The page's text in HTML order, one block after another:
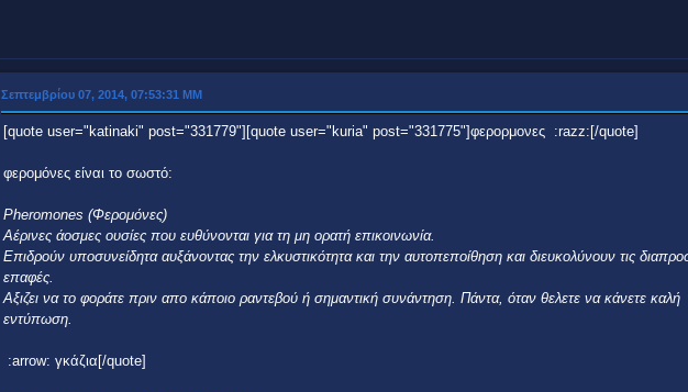
Σεπτεμβρίου 07, 2014, 07:53:31 ΜΜ
[quote user="katinaki" post="331779"][quote user="kuria" post="331775"]φερορμονες :razz:[/quote]
φερομόνες είναι το σωστό:
Pheromones (Φερομόνες)
Αέρινες άοσμες ουσίες που ευθύνονται για τη μη ορατή επικοινωνία.
Επιδρούν υποσυνείδητα αυξάνοντας την ελκυστικότητα και την αυτοπεποίθηση και διευκολύνουν τις
επαφές.
Αξιζει να το φοράτε πριν απο κάποιο ραντεβού ή σημαντική συνάντηση. Πάντα, όταν θελετε να κάνετε καλή
εντύπωση.
:arrow: γκάζια[/quote]